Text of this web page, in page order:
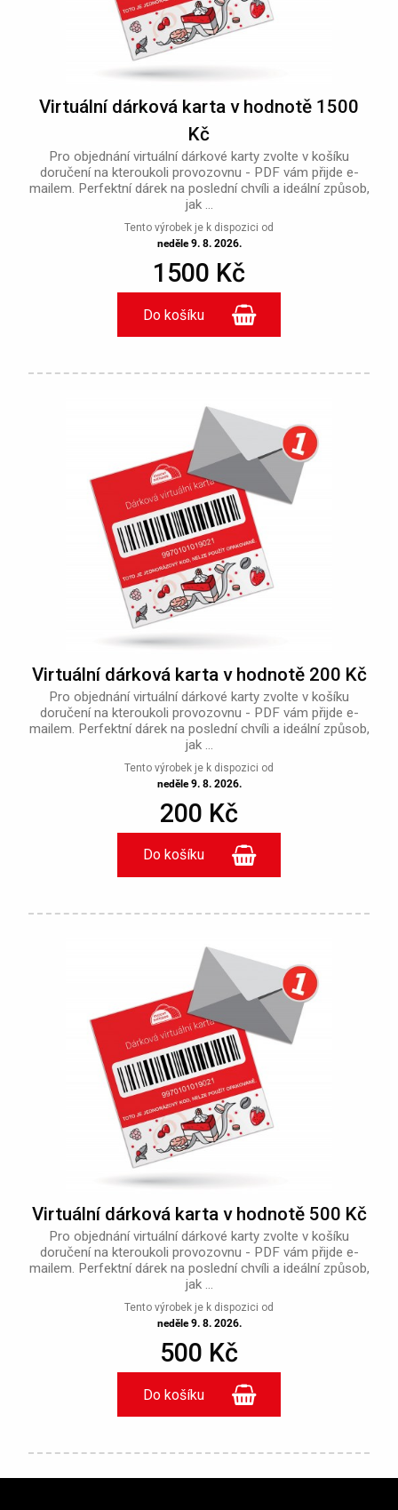
Virtuální dárková karta v hodnotě 1500
Kč
Pro objednání virtuální dárkové karty zvolte v košíku
doručení na kteroukoli provozovnu - PDF vám přijde e-
mailem. Perfektní dárek na poslední chvíli a ideální způsob,
jak ...
Tento výrobek je k dispozici od
neděle 9. 8. 2026.
1500 Kč
Virtuální dárková karta v hodnotě 200 Kč
Pro objednání virtuální dárkové karty zvolte v košíku
doručení na kteroukoli provozovnu - PDF vám přijde e-
mailem. Perfektní dárek na poslední chvíli a ideální způsob,
jak ...
Tento výrobek je k dispozici od
neděle 9. 8. 2026.
200 Kč
Virtuální dárková karta v hodnotě 500 Kč
Pro objednání virtuální dárkové karty zvolte v košíku
doručení na kteroukoli provozovnu - PDF vám přijde e-
mailem. Perfektní dárek na poslední chvíli a ideální způsob,
jak ...
Tento výrobek je k dispozici od
neděle 9. 8. 2026.
500 Kč